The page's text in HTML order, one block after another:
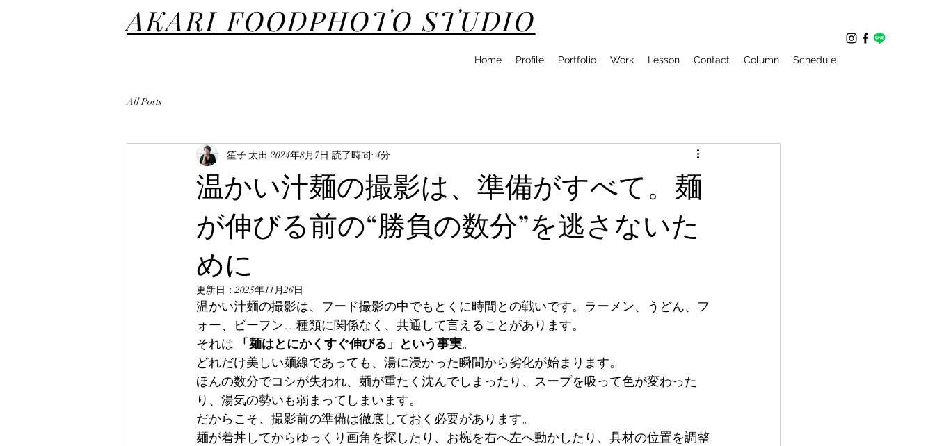
AKARI FOODPHOTO STUDIO
Home Profile Portfolio Work Lesson Contact Column Schedule
All Posts
温かい汁麺の撮影は、準備がすべて。麺
が伸びる前の“勝負の数分”を逃さないた
めに
笙子 太田 2024年8月7日 読了時間: 4分
更新日：2025年11月26日
温かい汁麺の撮影は、フード撮影の中でもとくに時間との戦いです。ラーメン、うどん、フ
ォー、ビーフン…種類に関係なく、共通して言えることがあります。
それは
「麺はとにかくすぐ伸びる」という事実。
どれだけ美しい麺線であっても、湯に浸かった瞬間から劣化が始まります。
ほんの数分でコシが失われ、麺が重たく沈んでしまったり、スープを吸って色が変わった
り、湯気の勢いも弱まってしまいます。
だからこそ、撮影前の準備は徹底しておく必要があります。
麺が着丼してからゆっくり画角を探したり、お椀を右へ左へ動かしたり、具材の位置を調整